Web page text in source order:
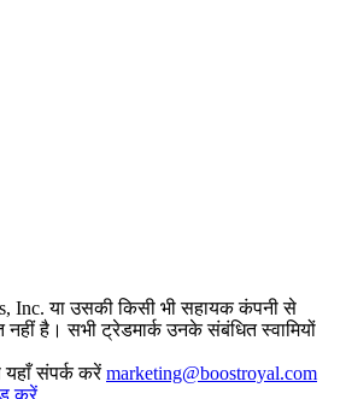
Inc. या उसकी किसी भी सहायक कंपनी से
नहीं है। सभी ट्रेडमार्क उनके संबंधित स्वामियों
यहाँ संपर्क करेंmarketing@boostroyal.com